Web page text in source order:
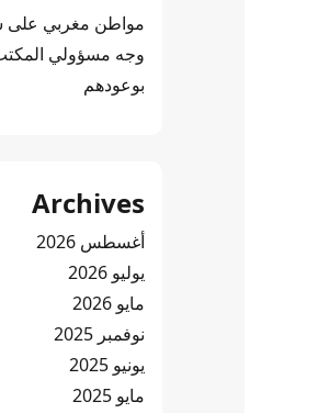
مواطن مغربي على
وجه مسؤولي
بوعودهم
Archives
أغسطس 2026
يوليو 2026
مايو 2026
نوفمبر 2025
يونيو 2025
مايو 2025